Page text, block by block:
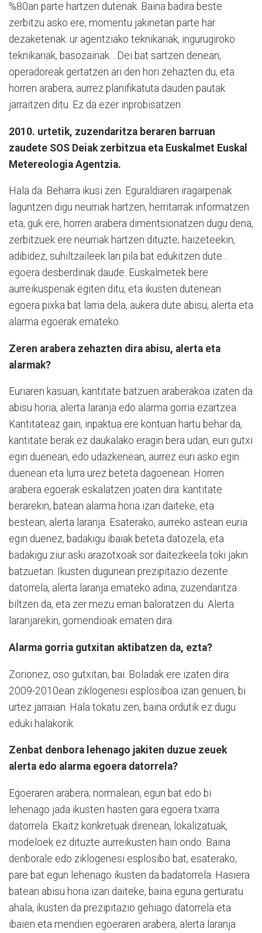
%80an parte hartzen dutenak. Baina badira beste
zerbitzu asko ere, momentu jakinetan parte har
dezaketenak: ur agentziako teknikariak, ingurugiroko
teknikariak, basozainak... Dei bat sartzen denean,
operadoreak gertatzen ari den hori zehazten du, eta
horren arabera, aurrez planifikatuta dauden pautak
jarraitzen ditu. Ez da ezer inprobisatzen.
2010. urtetik, zuzendaritza beraren barruan
zaudete SOS Deiak zerbitzua eta Euskalmet Euskal
Metereologia Agentzia.
Hala da. Beharra ikusi zen. Eguraldiaren iragarpenak
laguntzen digu neurriak hartzen, herritarrak informatzen
eta, guk ere, horren arabera dimentsionatzen dugu dena,
zerbitzuek ere neurriak hartzen dituzte; haizeteekin,
adibidez, suhiltzaileek lan pila bat edukitzen dute...
egoera desberdinak daude. Euskalmetek bere
aurreikuspenak egiten ditu, eta ikusten dutenean
egoera pixka bat larria dela, aukera dute abisu, alerta eta
alarma egoerak emateko.
Zeren arabera zehazten dira abisu, alerta eta
alarmak?
Euriaren kasuan, kantitate batzuen araberakoa izaten da
abisu horia, alerta laranja edo alarma gorria ezartzea.
Kantitateaz gain, inpaktua ere kontuan hartu behar da,
kantitate berak ez daukalako eragin bera udan, euri gutxi
egin duenean, edo udazkenean, aurrez euri asko egin
duenean eta lurra urez beteta dagoenean. Horren
arabera egoerak eskalatzen joaten dira: kantitate
berarekin, batean alarma horia izan daiteke, eta
bestean, alerta laranja. Esaterako, aurreko astean euria
egin duenez, badakigu ibaiak beteta datozela, eta
badakigu ziur aski arazotxoak sor daitezkeela toki jakin
batzuetan. Ikusten dugunean prezipitazio dezente
datorrela, alerta laranja emateko adina, zuzendaritza
biltzen da, eta zer mezu eman baloratzen du. Alerta
laranjarekin, gomendioak ematen dira.
Alarma gorria gutxitan aktibatzen da, ezta?
Zorionez, oso gutxitan, bai. Boladak ere izaten dira:
2009-2010ean ziklogenesi esplosiboa izan genuen, bi
urtez jarraian. Hala tokatu zen, baina ordutik ez dugu
eduki halakorik.
Zenbat denbora lehenago jakiten duzue zeuek
alerta edo alarma egoera datorrela?
Egoeraren arabera; normalean, egun bat edo bi
lehenago jada ikusten hasten gara egoera txarra
datorrela. Ekaitz konkretuak direnean, lokalizatuak,
modeloek ez dituzte aurreikusten hain ondo. Baina
denborale edo ziklogenesi esplosibo bat, esaterako,
pare bat egun lehenago ikusten da badatorrela. Hasiera
batean abisu horia izan daiteke, baina eguna gerturatu
ahala, ikusten da prezipitazio gehiago datorrela eta
ibaien eta mendien egoeraren arabera, alerta laranja